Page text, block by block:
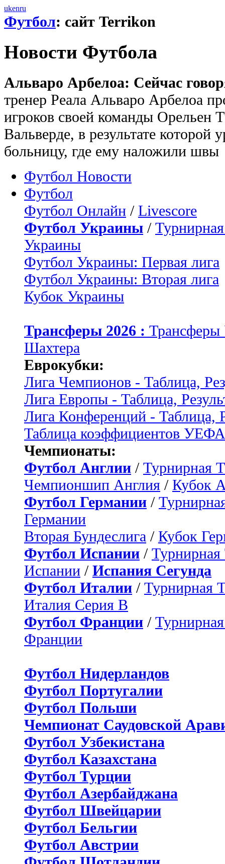
ukenru
Футбол: сайт Terrikon
Новости Футбола
Альваро Арбелоа: Сейчас
тренер Реала Альваро Арбелоа
игроков своей команды Орельен
Вальверде, в результате которой
больницу, где ему наложили швы
Футбол Новости
Футбол
Футбол Онлайн / Livescore
Футбол Украины /
Украины
Футбол Украины: Первая лига
Футбол Украины: Вторая лига
Кубок Украины
Трансферы 2026 :
Шахтера
Еврокубки:
Лига Чемпионов - Таблица,
Лига Европы - Таблица,
Лига Конференций - Таблица,
Таблица коэффициентов УЕФА
Чемпионаты:
Футбол Англии / Турнирная
Чемпионшип Англия / Кубок
Футбол Германии /
Германии
Вторая Бундеслига / Кубок
Футбол Испании / Турнирная
Испании / Испания Сегунда
Футбол Италии / Турнирная
Италия Серия B
Футбол Франции /
Франции
Футбол Нидерландов
Футбол Португалии
Футбол Польши
Чемпионат Саудовской
Футбол Узбекистана
Футбол Казахстана
Футбол Турции
Футбол Азербайджана
Футбол Швейцарии
Футбол Бельгии
Футбол Австрии